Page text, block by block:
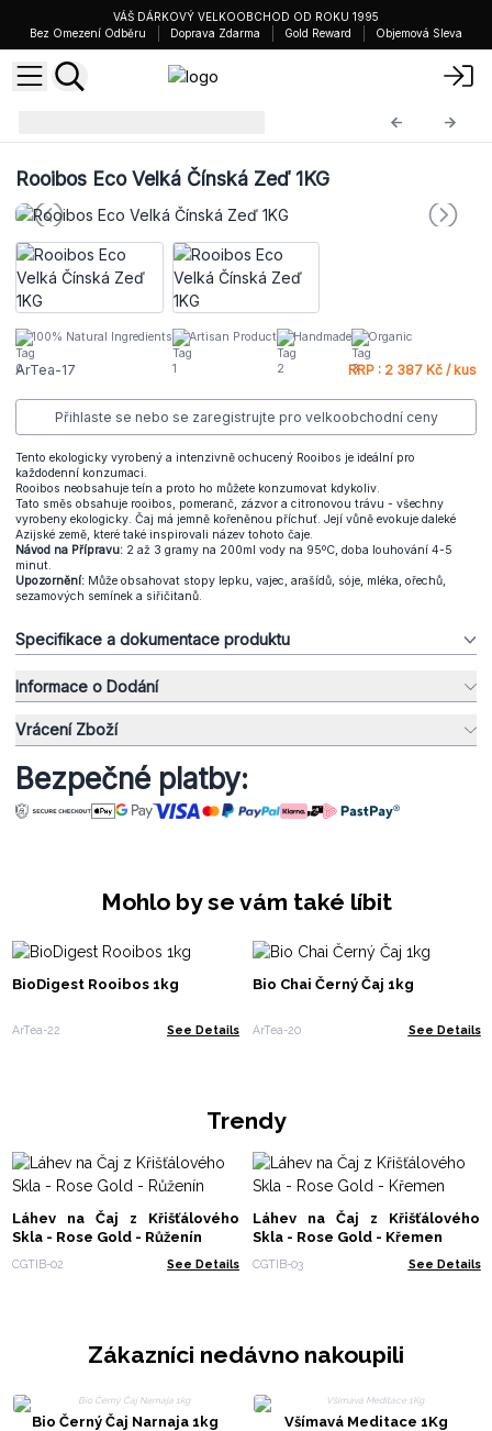
VÁŠ DÁRKOVÝ VELKOOBCHOD OD ROKU 1995
Bez Omezení Odběru
Doprava Zdarma Gold Reward Objemová Sleva
Rooibos Eco Velká Čínská Zeď 1KG
100% Natural Ingredients Artisan Product Handmade Organic
ArTea-17 RRP : 2 387 Kč / kus
Přihlaste se nebo se zaregistrujte pro velkoobchodní ceny
Tento ekologicky vyrobený a intenzivně ochucený Rooibos je ideální pro
každodenní konzumaci.
Rooibos neobsahuje teín a proto ho můžete konzumovat kdykoliv.
Tato směs obsahuje rooibos, pomeranč, zázvor a citronovou trávu - všechny
vyrobeny ekologicky. Čaj má jemně kořeněnou příchuť. Její vůně evokuje daleké
Azijské země, které také inspirovali název tohoto čaje.
Návod na Přípravu: 2 až 3 gramy na 200ml vody na 95ºC, doba louhování 4-5
minut.
Upozornění: Může obsahovat stopy lepku, vajec, arašídů, sóje, mléka, ořechů,
sezamových semínek a siřičitanů.
Specifikace a dokumentace produktu
Informace o Dodání
Vrácení Zboží
Bezpečné platby:
Mohlo by se vám také líbit
BioDigest Rooibos 1kg
ArTea-22 See Details
Bio Chai Černý Čaj 1kg
ArTea-20 See Details
Trendy
Láhev na Čaj z Křišťálového
Skla - Rose Gold - Růženín
CGTIB-02 See Details
Láhev na Čaj z Křišťálového
Skla - Rose Gold - Křemen
CGTIB-03 See Details
Zákazníci nedávno nakoupili
Bio Černý Čaj Narnaja 1kg Všímavá Meditace 1Kg